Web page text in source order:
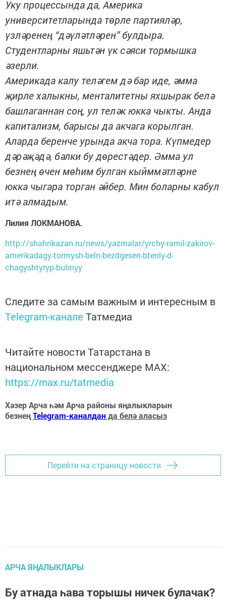
Уку процессында да, Америка
университетларында төрле партияләр,
үзләренең “дәүләтләрен” булдыра.
Студентларны яшьтән үк сәяси тормышка
әзерли.
Америкада калу теләгем дә бар иде, әмма
җирле халыкны, менталитетны яхшырак белә
башлаганнан соң, ул теләк юкка чыкты. Анда
капитализм, барысы да акчага корылган.
Аларда беренче урында акча тора. Күпмедер
дәрәҗәдә, бәлки бу дөрестәдер. Әмма ул
безнең өчен мөһим булган кыйммәтләрне
юкка чыгара торган әйбер. Мин боларны кабул
итә алмадым.
Лилия ЛОКМАНОВА.
http://shahrikazan.ru/news/yazmalar/yrchy-ramil-zakirov-
amerikadagy-tormysh-beln-bezdgesen-btenly-d-
chagyshtyryp-bulmyy
Следите за самым важным и интересным в
Telegram-канале Татмедиа
Читайте новости Татарстана в
национальном мессенджере MАХ:
https://max.ru/tatmedia
Хәзер Арча һәм Арча районы яңалыкларын
безнеңTelegram-каналданда белә аласыз
Перейти на страницу новости
АРЧА ЯҢАЛЫКЛАРЫ
Бу атнада һава торышы ничек булачак?